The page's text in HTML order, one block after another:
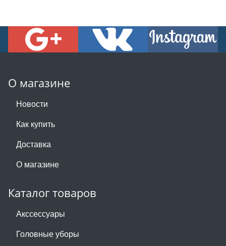
О магазине
Новости
Как купить
Доставка
О магазине
Каталог товаров
Акссессуары
Головные уборы